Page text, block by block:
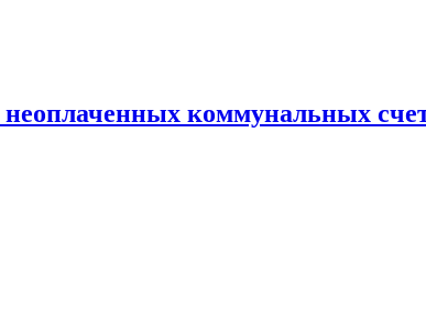
неоплаченных коммунальных